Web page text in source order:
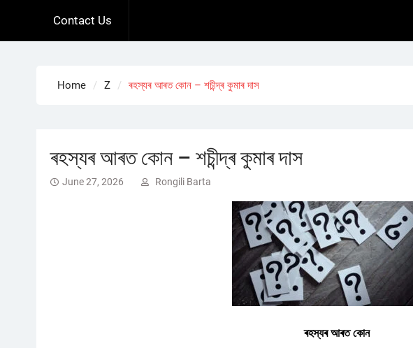
Contact Us
Home Z ৰহস্যৰ আৰত কোন – শচীন্দ্ৰ কুমাৰ দাস
ৰহস্যৰ আৰত কোন – শচীন্দ্ৰ কুমাৰ দাস
June 27, 2026 Rongili Barta
ৰহস্যৰ আৰত কোন